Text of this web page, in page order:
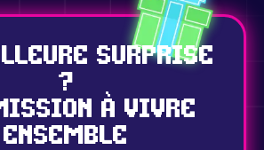
surprise
?
à vivre
ensemble